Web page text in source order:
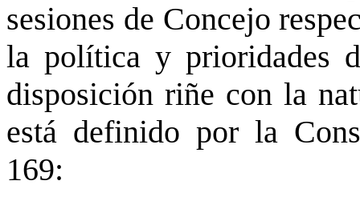
sesiones de Concejo
la política y prioridades
disposición riñe con la
está definido por la
169: